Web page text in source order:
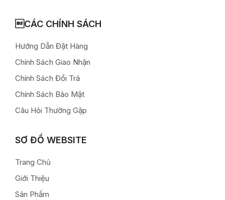
CÁC CHÍNH SÁCH
Hướng Dẫn Đặt Hàng
Chính Sách Giao Nhận
Chính Sách Đổi Trả
Chính Sách Bảo Mật
Câu Hỏi Thường Gặp
SƠ ĐỒ WEBSITE
Trang Chủ
Giới Thiệu
Sản Phẩm